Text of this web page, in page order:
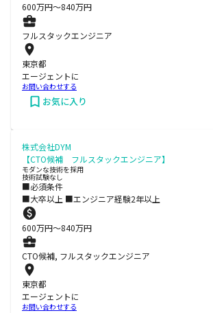
600万円〜840万円
フルスタックエンジニア
東京都
エージェントに
お問い合わせする
お気に入り
株式会社DYM
【CTO候補 フルスタックエンジニア】
モダンな技術を採用
技術試験なし
■必須条件
■大卒以上 ■エンジニア経験2年以上
600万円〜840万円
CTO候補, フルスタックエンジニア
東京都
エージェントに
お問い合わせする